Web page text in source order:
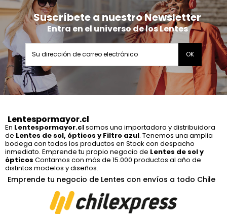
Suscríbete a nuestro Newsletter
Entra en el universo de los Lentes
Lentespormayor.cl
En Lentespormayor.clsomos una importadora y distribuidora
de Lentes de sol, ópticos y Filtro azul. Tenemos una amplia
bodega con todos los productos en Stock con despacho
inmediato. Emprende tu propio negocio de Lentes de sol y
ópticos Contamos con más de 15.000 productos al año de
distintos modelos y diseños.
Emprende tu negocio de Lentes con envíos a todo Chile